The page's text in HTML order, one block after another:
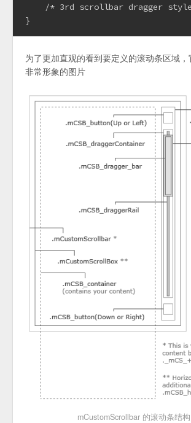
/* 3rd scrollbar dragger
}
为了更加直观的看到要定义的滚动条区域
非常形象的图片
mCustomScrollbar 的滚动条结